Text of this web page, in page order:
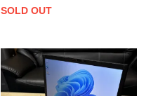
SOLD OUT